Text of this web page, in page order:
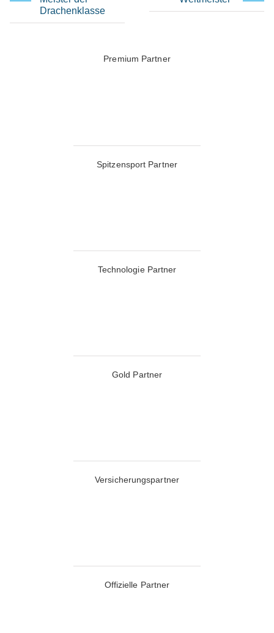
Drachenklasse
Premium Partner
Spitzensport Partner
Technologie Partner
Gold Partner
Versicherungspartner
Offizielle Partner